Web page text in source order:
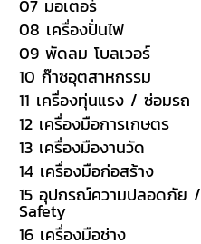
07 มอเตอร์
08 เครื่องปั่นไฟ
09 พัดลม โบลเวอร์
10 ก๊าซอุตสาหกรรม
11 เครื่องทุ่นแรง / ซ่อมรถ
12 เครื่องมือการเกษตร
13 เครื่องมืองานวัด
14 เครื่องมือก่อสร้าง
15 อุปกรณ์ความปลอดภัย /
Safety
16 เครื่องมือช่าง